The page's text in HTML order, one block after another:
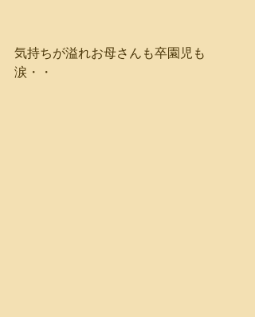
気持ちが溢れお母さんも卒園児も
涙・・